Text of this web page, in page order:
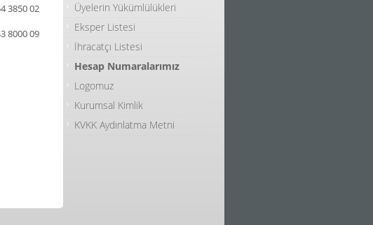
3850 02
8000 09
Üyelerin Yükümlülükleri
Eksper Listesi
İhracatçı Listesi
Hesap Numaralarımız
Logomuz
Kurumsal Kimlik
KVKK Aydınlatma Metni